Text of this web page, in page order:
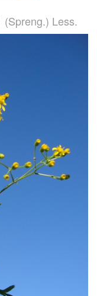
(Spreng.) Less.